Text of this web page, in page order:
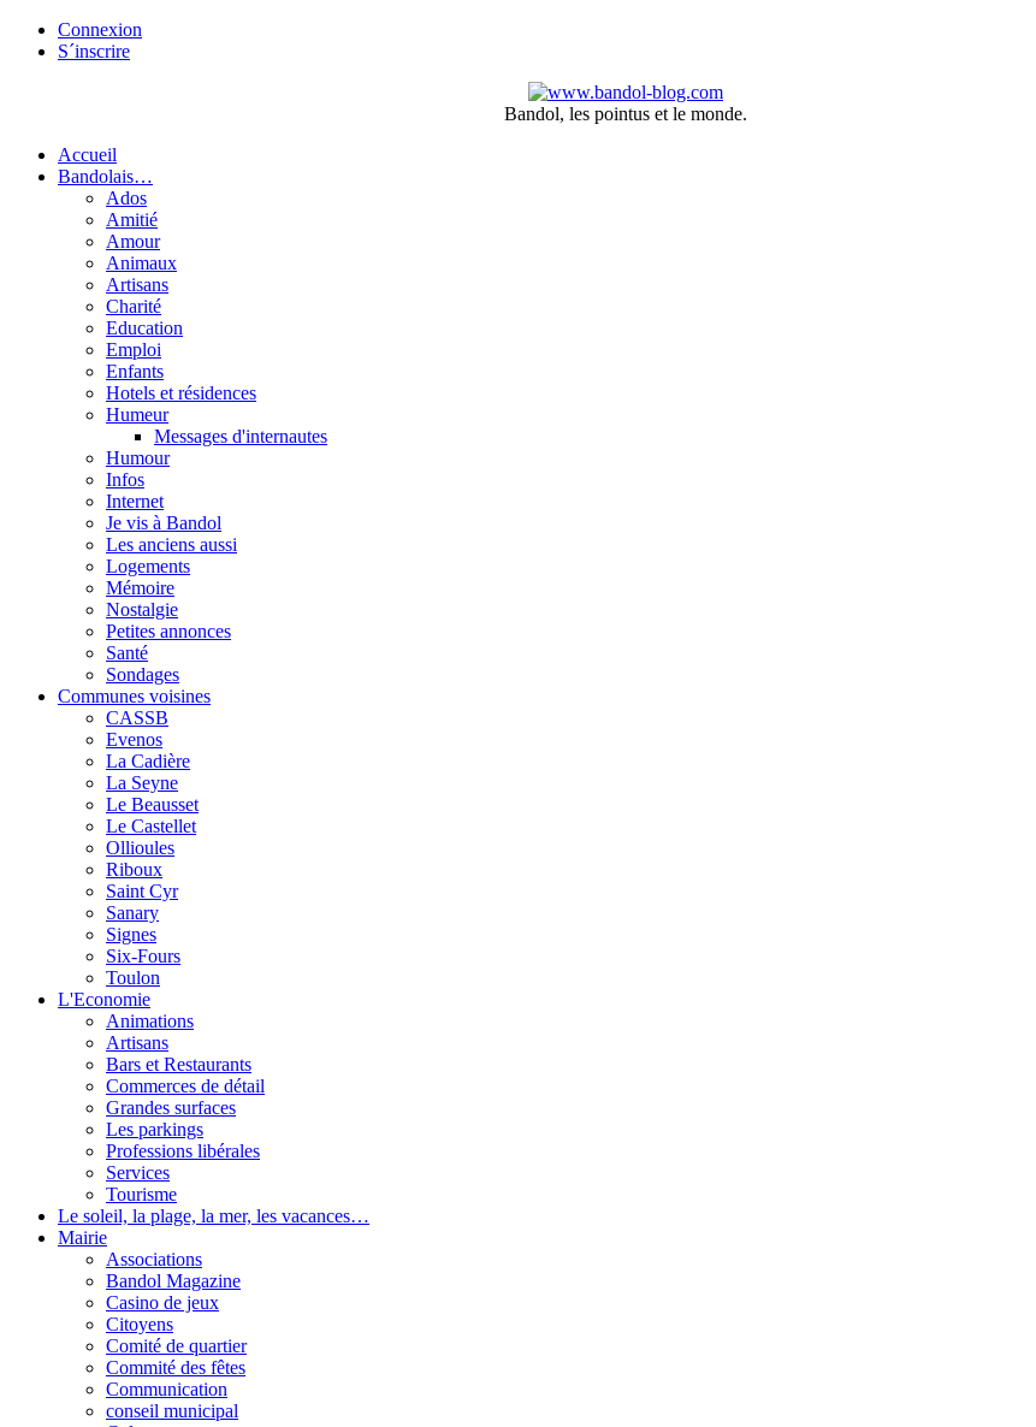
Connexion
S´inscrire
Bandol, les pointus et le monde.
Accueil
Bandolais…
Ados
Amitié
Amour
Animaux
Artisans
Charité
Education
Emploi
Enfants
Hotels et résidences
Humeur
Messages d'internautes
Humour
Infos
Internet
Je vis à Bandol
Les anciens aussi
Logements
Mémoire
Nostalgie
Petites annonces
Santé
Sondages
Communes voisines
CASSB
Evenos
La Cadière
La Seyne
Le Beausset
Le Castellet
Ollioules
Riboux
Saint Cyr
Sanary
Signes
Six-Fours
Toulon
L'Economie
Animations
Artisans
Bars et Restaurants
Commerces de détail
Grandes surfaces
Les parkings
Professions libérales
Services
Tourisme
Le soleil, la plage, la mer, les vacances…
Mairie
Associations
Bandol Magazine
Casino de jeux
Citoyens
Comité de quartier
Commité des fêtes
Communication
conseil municipal